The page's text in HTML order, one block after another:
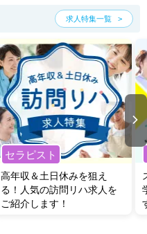
求人特集一覧
セラピスト
高年収＆土日休みを狙え
る！人気の訪問リハ求人を
ご紹介します！